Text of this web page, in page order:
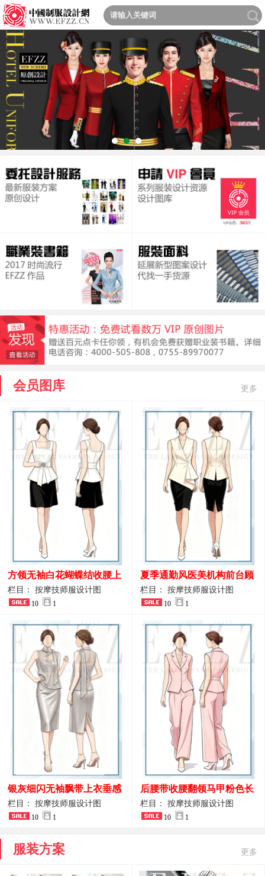
会员图库 更多
方领无袖白花蝴蝶结收腰上
衣 SPA会所接待工作制服设
计
栏目： 按摩技师服设计图
10 1
夏季通勤风医美机构前台顾
问端庄工作制服
栏目： 按摩技师服设计图
10 1
银灰细闪无袖飘带上衣垂感
开叉中长裙 星级酒店前厅礼
仪高级全套工作服
栏目： 按摩技师服设计图
10 1
后腰带收腰翻领马甲粉色长
裤套装 美容门店前台主管精
致高级工装
栏目： 按摩技师服设计图
10 1
服装方案 更多